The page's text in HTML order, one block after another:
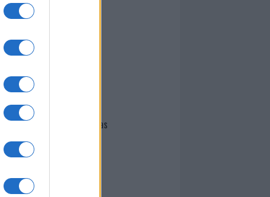
I nostri cari
I nostri cari
Giovannimaria Cabras